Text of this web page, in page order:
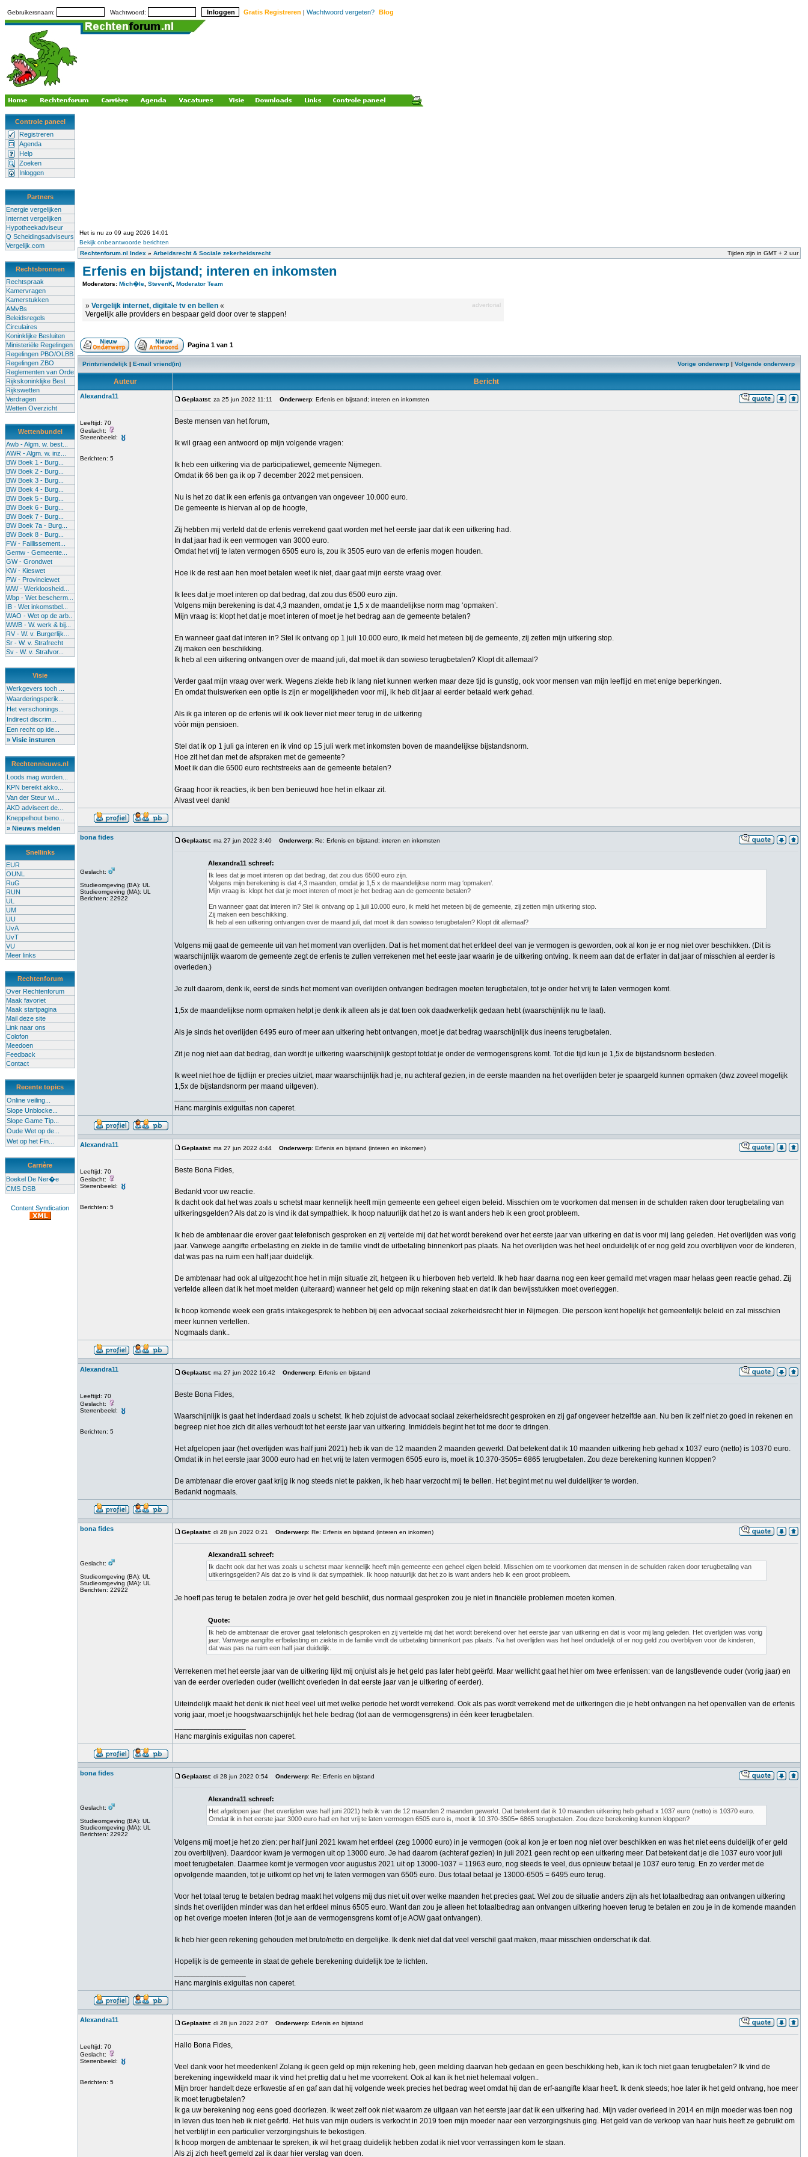
Gebruikersnaam: Wachtwoord: Gratis Registreren | Wachtwoord vergeten? Blog
Controle paneel
Registreren
Agenda
Help
Zoeken
Inloggen
Partners
Energie vergelijken
Internet vergelijken
Hypotheekadviseur
Q Scheidingsadviseurs
Vergelijk.com
Rechtsbronnen
Rechtspraak
Kamervragen
Kamerstukken
AMvBs
Beleidsregels
Circulaires
Koninklijke Besluiten
Ministeriële Regelingen
Regelingen PBO/OLBB
Regelingen ZBO
Reglementen van Orde
Rijkskoninklijke Besl.
Rijkswetten
Verdragen
Wetten Overzicht
Wettenbundel
Awb - Algm. w. best...
AWR - Algm. w. inz...
BW Boek 1 - Burg...
BW Boek 2 - Burg...
BW Boek 3 - Burg...
BW Boek 4 - Burg...
BW Boek 5 - Burg...
BW Boek 6 - Burg...
BW Boek 7 - Burg...
BW Boek 7a - Burg...
BW Boek 8 - Burg...
FW - Faillissement...
Gemw - Gemeente...
GW - Grondwet
KW - Kieswet
PW - Provinciewet
WW - Werkloosheid...
Wbp - Wet bescherm...
IB - Wet inkomstbel...
WAO - Wet op de arb..
WWB - W. werk & bij...
RV - W. v. Burgerlijk...
Sr - W. v. Strafrecht
Sv - W. v. Strafvor...
Visie
Werkgevers toch ...
Waarderingsperik...
Het verschonings...
Indirect discrim...
Een recht op ide...
» Visie insturen
Rechtennieuws.nl
Loods mag worden...
KPN bereikt akko...
Van der Steur wi...
AKD adviseert de...
Kneppelhout beno...
» Nieuws melden
Snellinks
EUR
OUNL
RuG
RUN
UL
UM
UU
UvA
UvT
VU
Meer links
Rechtenforum
Over Rechtenforum
Maak favoriet
Maak startpagina
Mail deze site
Link naar ons
Colofon
Meedoen
Feedback
Contact
Recente topics
Online veiling...
Slope Unblocke...
Slope Game Tip...
Oude Wet op de...
Wet op het Fin...
Carrière
Boekel De Ner�e
CMS DSB
Content Syndication
Het is nu zo 09 aug 2026 14:01
Bekijk onbeantwoorde berichten
Rechtenforum.nl Index » Arbeidsrecht & Sociale zekerheidsrecht Tijden zijn in GMT + 2 uur
Erfenis en bijstand; interen en inkomsten
Moderators: Mich�le StevenK Moderator Team
» Vergelijk internet, digitale tv en bellen « advertorial
Vergelijk alle providers en bespaar geld door over te stappen!
Pagina 1 van 1
Printvriendelijk | E-mail vriend(in) Vorige onderwerp | Volgende onderwerp
Auteur Bericht
Alexandra11
Leeftijd: 70
Geslacht:
Sterrenbeeld:
Berichten: 5
Geplaatst: za 25 jun 2022 11:11 Onderwerp: Erfenis en bijstand; interen en inkomsten
Beste mensen van het forum,
Ik wil graag een antwoord op mijn volgende vragen:
Ik heb een uitkering via de participatiewet, gemeente Nijmegen.
Omdat ik 66 ben ga ik op 7 december 2022 met pensioen.
Nu is het zo dat ik een erfenis ga ontvangen van ongeveer 10.000 euro.
De gemeente is hiervan al op de hoogte,
Zij hebben mij verteld dat de erfenis verrekend gaat worden met het eerste jaar dat ik een uitkering had.
In dat jaar had ik een vermogen van 3000 euro.
Omdat het vrij te laten vermogen 6505 euro is, zou ik 3505 euro van de erfenis mogen houden.
Hoe ik de rest aan hen moet betalen weet ik niet, daar gaat mijn eerste vraag over.
Ik lees dat je moet interen op dat bedrag, dat zou dus 6500 euro zijn.
Volgens mijn berekening is dat 4,3 maanden, omdat je 1,5 x de maandelijkse norm mag ‘opmaken’.
Mijn vraag is: klopt het dat je moet interen of moet je het bedrag aan de gemeente betalen?
En wanneer gaat dat interen in? Stel ik ontvang op 1 juli 10.000 euro, ik meld het meteen bij de gemeente, zij zetten mijn uitkering stop.
Zij maken een beschikking.
Ik heb al een uitkering ontvangen over de maand juli, dat moet ik dan sowieso terugbetalen? Klopt dit allemaal?
Verder gaat mijn vraag over werk. Wegens ziekte heb ik lang niet kunnen werken maar deze tijd is gunstig, ook voor mensen van mijn leeftijd en met enige beperkingen.
En omdat thuiswerken een optie is zijn er mogelijkheden voor mij, ik heb dit jaar al eerder betaald werk gehad.
Als ik ga interen op de erfenis wil ik ook liever niet meer terug in de uitkering
vòòr mijn pensioen.
Stel dat ik op 1 juli ga interen en ik vind op 15 juli werk met inkomsten boven de maandelijkse bijstandsnorm.
Hoe zit het dan met de afspraken met de gemeente?
Moet ik dan die 6500 euro rechtstreeks aan de gemeente betalen?
Graag hoor ik reacties, ik ben ben benieuwd hoe het in elkaar zit.
Alvast veel dank!
bona fides
Geslacht:
Studieomgeving (BA): UL
Studieomgeving (MA): UL
Berichten: 22922
Geplaatst: ma 27 jun 2022 3:40 Onderwerp: Re: Erfenis en bijstand; interen en inkomsten
Alexandra11 schreef:
Ik lees dat je moet interen op dat bedrag, dat zou dus 6500 euro zijn.
Volgens mijn berekening is dat 4,3 maanden, omdat je 1,5 x de maandelijkse norm mag ‘opmaken’.
Mijn vraag is: klopt het dat je moet interen of moet je het bedrag aan de gemeente betalen?
En wanneer gaat dat interen in? Stel ik ontvang op 1 juli 10.000 euro, ik meld het meteen bij de gemeente, zij zetten mijn uitkering stop.
Zij maken een beschikking.
Ik heb al een uitkering ontvangen over de maand juli, dat moet ik dan sowieso terugbetalen? Klopt dit allemaal?
Volgens mij gaat de gemeente uit van het moment van overlijden. Dat is het moment dat het erfdeel deel van je vermogen is geworden, ook al kon je er nog niet over beschikken. (Dit is
waarschijnlijk waarom de gemeente zegt de erfenis te zullen verrekenen met het eeste jaar waarin je de uitkering ontving. Ik neem aan dat de erflater in dat jaar of misschien al eerder is
overleden.)
Je zult daarom, denk ik, eerst de sinds het moment van overlijden ontvangen bedragen moeten terugbetalen, tot je onder het vrij te laten vermogen komt.
1,5x de maandelijkse norm opmaken helpt je denk ik alleen als je dat toen ook daadwerkelijk gedaan hebt (waarschijnlijk nu te laat).
Als je sinds het overlijden 6495 euro of meer aan uitkering hebt ontvangen, moet je dat bedrag waarschijnlijk dus ineens terugbetalen.
Zit je nog niet aan dat bedrag, dan wordt je uitkering waarschijnlijk gestopt totdat je onder de vermogensgrens komt. Tot die tijd kun je 1,5x de bijstandsnorm besteden.
Ik weet niet hoe de tijdlijn er precies uitziet, maar waarschijnlijk had je, nu achteraf gezien, in de eerste maanden na het overlijden beter je spaargeld kunnen opmaken (dwz zoveel mogelijk
1,5x de bijstandsnorm per maand uitgeven).
Hanc marginis exiguitas non caperet.
Alexandra11
Leeftijd: 70
Geslacht:
Sterrenbeeld:
Berichten: 5
Geplaatst: ma 27 jun 2022 4:44 Onderwerp: Erfenis en bijstand (interen en inkomen)
Beste Bona Fides,
Bedankt voor uw reactie.
Ik dacht ook dat het was zoals u schetst maar kennelijk heeft mijn gemeente een geheel eigen beleid. Misschien om te voorkomen dat mensen in de schulden raken door terugbetaling van
uitkeringsgelden? Als dat zo is vind ik dat sympathiek. Ik hoop natuurlijk dat het zo is want anders heb ik een groot probleem.
Ik heb de ambtenaar die erover gaat telefonisch gesproken en zij vertelde mij dat het wordt berekend over het eerste jaar van uitkering en dat is voor mij lang geleden. Het overlijden was vorig
jaar. Vanwege aangifte erfbelasting en ziekte in de familie vindt de uitbetaling binnenkort pas plaats. Na het overlijden was het heel onduidelijk of er nog geld zou overblijven voor de kinderen,
dat was pas na ruim een half jaar duidelijk.
De ambtenaar had ook al uitgezocht hoe het in mijn situatie zit, hetgeen ik u hierboven heb verteld. Ik heb haar daarna nog een keer gemaild met vragen maar helaas geen reactie gehad. Zij
vertelde alleen dat ik het moet melden (uiteraard) wanneer het geld op mijn rekening staat en dat ik dan bewijsstukken moet overleggen.
Ik hoop komende week een gratis intakegesprek te hebben bij een advocaat sociaal zekerheidsrecht hier in Nijmegen. Die persoon kent hopelijk het gemeentelijk beleid en zal misschien
meer kunnen vertellen.
Nogmaals dank..
Alexandra11
Leeftijd: 70
Geslacht:
Sterrenbeeld:
Berichten: 5
Geplaatst: ma 27 jun 2022 16:42 Onderwerp: Erfenis en bijstand
Beste Bona Fides,
Waarschijnlijk is gaat het inderdaad zoals u schetst. Ik heb zojuist de advocaat sociaal zekerheidsrecht gesproken en zij gaf ongeveer hetzelfde aan. Nu ben ik zelf niet zo goed in rekenen en
begreep niet hoe zich dit alles verhoudt tot het eerste jaar van uitkering. Inmiddels begint het tot me door te dringen.
Het afgelopen jaar (het overlijden was half juni 2021) heb ik van de 12 maanden 2 maanden gewerkt. Dat betekent dat ik 10 maanden uitkering heb gehad x 1037 euro (netto) is 10370 euro.
Omdat ik in het eerste jaar 3000 euro had en het vrij te laten vermogen 6505 euro is, moet ik 10.370-3505= 6865 terugbetalen. Zou deze berekening kunnen kloppen?
De ambtenaar die erover gaat krijg ik nog steeds niet te pakken, ik heb haar verzocht mij te bellen. Het begint met nu wel duidelijker te worden.
Bedankt nogmaals.
bona fides
Geslacht:
Studieomgeving (BA): UL
Studieomgeving (MA): UL
Berichten: 22922
Geplaatst: di 28 jun 2022 0:21 Onderwerp: Re: Erfenis en bijstand (interen en inkomen)
Alexandra11 schreef:
Ik dacht ook dat het was zoals u schetst maar kennelijk heeft mijn gemeente een geheel eigen beleid. Misschien om te voorkomen dat mensen in de schulden raken door terugbetaling van
uitkeringsgelden? Als dat zo is vind ik dat sympathiek. Ik hoop natuurlijk dat het zo is want anders heb ik een groot probleem.
Je hoeft pas terug te betalen zodra je over het geld beschikt, dus normaal gesproken zou je niet in financiële problemen moeten komen.
Quote:
Ik heb de ambtenaar die erover gaat telefonisch gesproken en zij vertelde mij dat het wordt berekend over het eerste jaar van uitkering en dat is voor mij lang geleden. Het overlijden was vorig
jaar. Vanwege aangifte erfbelasting en ziekte in de familie vindt de uitbetaling binnenkort pas plaats. Na het overlijden was het heel onduidelijk of er nog geld zou overblijven voor de kinderen,
dat was pas na ruim een half jaar duidelijk.
Verrekenen met het eerste jaar van de uitkering lijkt mij onjuist als je het geld pas later hebt geërfd. Maar wellicht gaat het hier om twee erfenissen: van de langstlevende ouder (vorig jaar) en
van de eerder overleden ouder (wellicht overleden in dat eerste jaar van je uitkering of eerder).
Uiteindelijk maakt het denk ik niet heel veel uit met welke periode het wordt verrekend. Ook als pas wordt verrekend met de uitkeringen die je hebt ontvangen na het openvallen van de erfenis
vorig jaar, moet je hoogstwaarschijnlijk het hele bedrag (tot aan de vermogensgrens) in één keer terugbetalen.
Hanc marginis exiguitas non caperet.
bona fides
Geslacht:
Studieomgeving (BA): UL
Studieomgeving (MA): UL
Berichten: 22922
Geplaatst: di 28 jun 2022 0:54 Onderwerp: Re: Erfenis en bijstand
Alexandra11 schreef:
Het afgelopen jaar (het overlijden was half juni 2021) heb ik van de 12 maanden 2 maanden gewerkt. Dat betekent dat ik 10 maanden uitkering heb gehad x 1037 euro (netto) is 10370 euro.
Omdat ik in het eerste jaar 3000 euro had en het vrij te laten vermogen 6505 euro is, moet ik 10.370-3505= 6865 terugbetalen. Zou deze berekening kunnen kloppen?
Volgens mij moet je het zo zien: per half juni 2021 kwam het erfdeel (zeg 10000 euro) in je vermogen (ook al kon je er toen nog niet over beschikken en was het niet eens duidelijk of er geld
zou overblijven). Daardoor kwam je vermogen uit op 13000 euro. Je had daarom (achteraf gezien) in juli 2021 geen recht op een uitkering meer. Dat betekent dat je die 1037 euro voor juli
moet terugbetalen. Daarmee komt je vermogen voor augustus 2021 uit op 13000-1037 = 11963 euro, nog steeds te veel, dus opnieuw betaal je 1037 euro terug. En zo verder met de
opvolgende maanden, tot je uitkomt op het vrij te laten vermogen van 6505 euro. Dus totaal betaal je 13000-6505 = 6495 euro terug.
Voor het totaal terug te betalen bedrag maakt het volgens mij dus niet uit over welke maanden het precies gaat. Wel zou de situatie anders zijn als het totaalbedrag aan ontvangen uitkering
sinds het overlijden minder was dan het erfdeel minus 6505 euro. Want dan zou je alleen het totaalbedrag aan ontvangen uitkering hoeven terug te betalen en zou je in de komende maanden
op het overige moeten interen (tot je aan de vermogensgrens komt of je AOW gaat ontvangen).
Ik heb hier geen rekening gehouden met bruto/netto en dergelijke. Ik denk niet dat dat veel verschil gaat maken, maar misschien onderschat ik dat.
Hopelijk is de gemeente in staat de gehele berekening duidelijk toe te lichten.
Hanc marginis exiguitas non caperet.
Alexandra11
Leeftijd: 70
Geslacht:
Sterrenbeeld:
Berichten: 5
Geplaatst: di 28 jun 2022 2:07 Onderwerp: Erfenis en bijstand
Hallo Bona Fides,
Veel dank voor het meedenken! Zolang ik geen geld op mijn rekening heb, geen melding daarvan heb gedaan en geen beschikking heb, kan ik toch niet gaan terugbetalen? Ik vind de
berekening ingewikkeld maar ik vind het prettig dat u het me voorrekent. Ook al kan ik het niet helemaal volgen..
Mijn broer handelt deze erfkwestie af en gaf aan dat hij volgende week precies het bedrag weet omdat hij dan de erf-aangifte klaar heeft. Ik denk steeds; hoe later ik het geld ontvang, hoe meer
ik moet terugbetalen?
Ik ga uw berekening nog eens goed doorlezen. Ik weet zelf ook niet waarom ze uitgaan van het eerste jaar dat ik een uitkering had. Mijn vader overleed in 2014 en mijn moeder was toen nog
in leven dus toen heb ik niet geërfd. Het huis van mijn ouders is verkocht in 2019 toen mijn moeder naar een verzorgingshuis ging. Het geld van de verkoop van haar huis heeft ze gebruikt om
het verblijf in een particulier verzorgingshuis te bekostigen.
Ik hoop morgen de ambtenaar te spreken, ik wil het graag duidelijk hebben zodat ik niet voor verrassingen kom te staan.
Als zij zich heeft gemeld zal ik daar hier verslag van doen.